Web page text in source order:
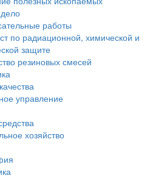
работы
по радиационной, химической и
защите
резиновых смесей
управление
хозяйство